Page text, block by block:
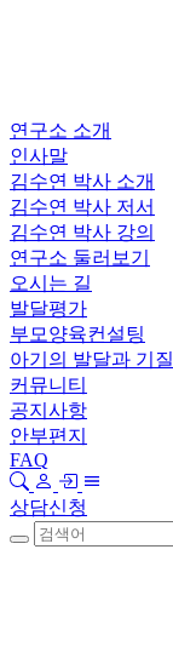
연구소 소개
인사말
김수연 박사 소개
김수연 박사 저서
김수연 박사 강의
연구소 둘러보기
오시는 길
발달평가
부모양육컨설팅
아기의 발달과 기
커뮤니티
공지사항
안부편지
FAQ
상담신청